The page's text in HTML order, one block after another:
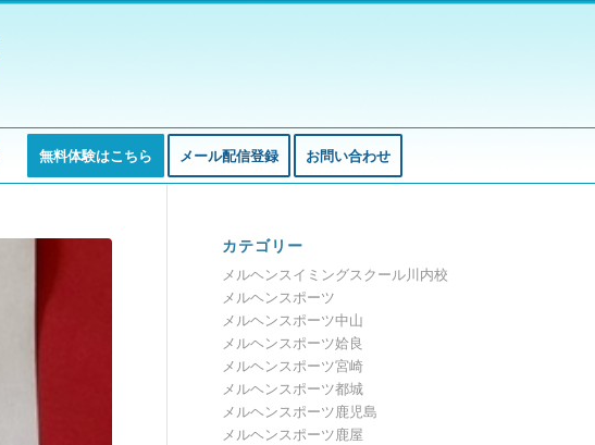
無料体験はこちら メール配信登録 お問い合わせ
カテゴリー
メルヘンスイミングスクール川内校
メルヘンスポーツ
メルヘンスポーツ中山
メルヘンスポーツ姶良
メルヘンスポーツ宮崎
メルヘンスポーツ都城
メルヘンスポーツ鹿児島
メルヘンスポーツ鹿屋